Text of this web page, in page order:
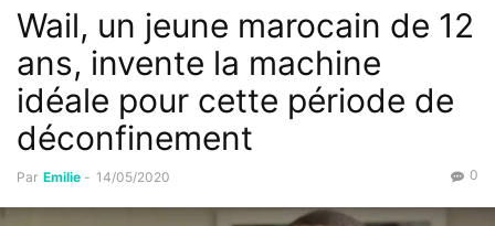
Wail, un jeune marocain de 12
ans, invente la machine
idéale pour cette période de
déconfinement
Par Emilie - 14/05/2020 0